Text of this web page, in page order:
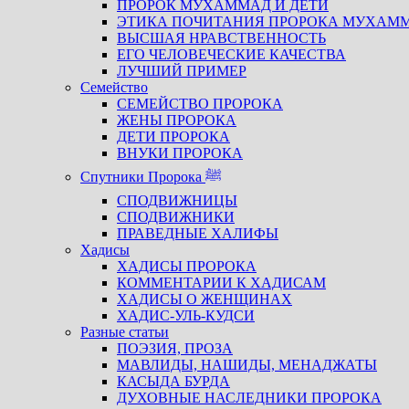
ПРОРОК МУХАММАД И ДЕТИ
ЭТИКА ПОЧИТАНИЯ ПРОРОКА
ВЫСШАЯ НРАВСТВЕННОСТЬ
ЕГО ЧЕЛОВЕЧЕСКИЕ КАЧЕСТВА
ЛУЧШИЙ ПРИМЕР
Семейство
СЕМЕЙСТВО ПРОРОКА
ЖЕНЫ ПРОРОКА
ДЕТИ ПРОРОКА
ВНУКИ ПРОРОКА
Спутники Пророка ﷺ
СПОДВИЖНИЦЫ
СПОДВИЖНИКИ
ПРАВЕДНЫЕ ХАЛИФЫ
Хадисы
ХАДИСЫ ПРОРОКА
КОММЕНТАРИИ К ХАДИСАМ
ХАДИСЫ О ЖЕНЩИНАХ
ХАДИС-УЛЬ-КУДСИ
Разные статьи
ПОЭЗИЯ, ПРОЗА
МАВЛИДЫ, НАШИДЫ, МЕНАДЖАТЫ
КАСЫДА БУРДА
ДУХОВНЫЕ НАСЛЕДНИКИ ПРОРОКА